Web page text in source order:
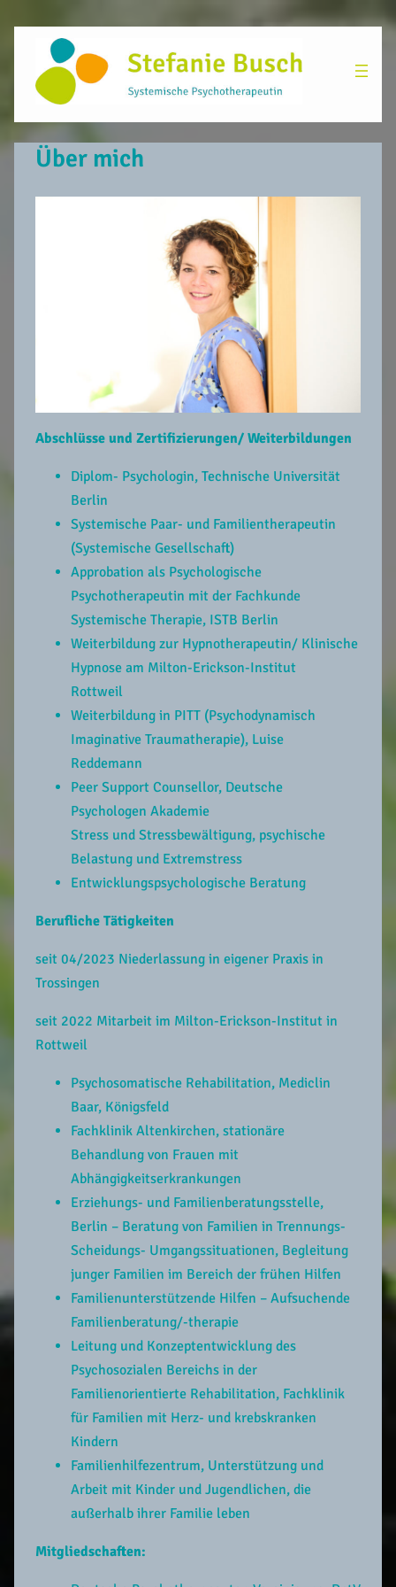
Über mich
Abschlüsse und Zertifizierungen/ Weiterbildungen
Diplom- Psychologin, Technische Universität
Berlin
Systemische Paar- und Familientherapeutin
(Systemische Gesellschaft)
Approbation als Psychologische
Psychotherapeutin mit der Fachkunde
Systemische Therapie, ISTB Berlin
Weiterbildung zur Hypnotherapeutin/ Klinische
Hypnose am Milton-Erickson-Institut
Rottweil
Weiterbildung in PITT (Psychodynamisch
Imaginative Traumatherapie), Luise
Reddemann
Peer Support Counsellor, Deutsche
Psychologen Akademie
Stress und Stressbewältigung, psychische
Belastung und Extremstress
Entwicklungspsychologische Beratung
Berufliche Tätigkeiten
seit 04/2023 Niederlassung in eigener Praxis in
Trossingen
seit 2022 Mitarbeit im Milton-Erickson-Institut in
Rottweil
Psychosomatische Rehabilitation, Mediclin
Baar, Königsfeld
Fachklinik Altenkirchen, stationäre
Behandlung von Frauen mit
Abhängigkeitserkrankungen
Erziehungs- und Familienberatungsstelle,
Berlin – Beratung von Familien in Trennungs-
Scheidungs- Umgangssituationen, Begleitung
junger Familien im Bereich der frühen Hilfen
Familienunterstützende Hilfen – Aufsuchende
Familienberatung/-therapie
Leitung und Konzeptentwicklung des
Psychosozialen Bereichs in der
Familienorientierte Rehabilitation, Fachklinik
für Familien mit Herz- und krebskranken
Kindern
Familienhilfezentrum, Unterstützung und
Arbeit mit Kinder und Jugendlichen, die
außerhalb ihrer Familie leben
Mitgliedschaften: